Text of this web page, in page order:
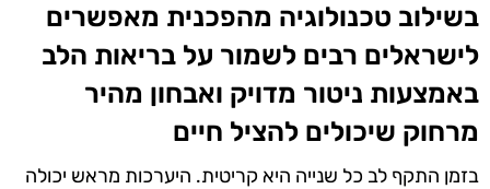
בשילוב טכנולוגיה מהפכנית מאפשרים
לישראלים רבים לשמור על בריאות הלב
באמצעות ניטור מדויק ואבחון מהיר
מרחוק שיכולים להציל חיים
בזמן התקף לב כל שנייה היא קריטית. היערכות מראש יכולה